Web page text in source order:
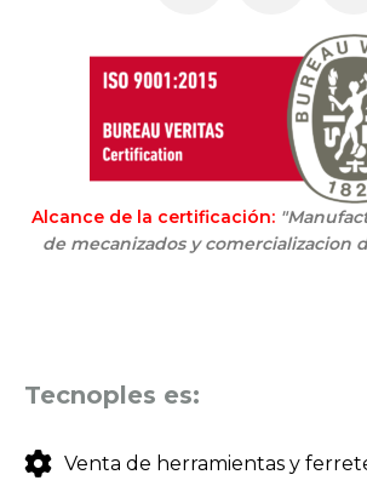
Alcance de la certificación:
de mecanizados y comercializacion
Tecnoples es:
Venta de herramientas y